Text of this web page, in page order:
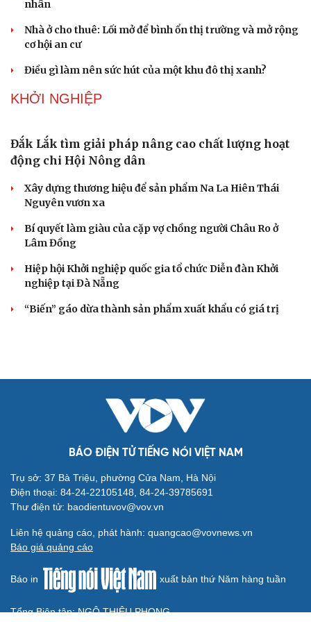
Lời đề nghị của người tình trẻ về chuyện có con chung
khiến tôi bế tắc ở tuổi 80
Du lịch biển Việt Nam: Muốn bứt phá phải vượt khỏi lợi
thế tự nhiên
Vì một phút buông thả sau hơi men, tôi bàng hoàng
phát hiện mắc bệnh tình dục
BẤT ĐỘNG SẢN
Genera by The Solia: Tâm điểm đón xu hướng
Mục tiêu 114 dự án: Hà Nội sẽ tháo gỡ điểm nghẽn nhà ở
xã hội ra sao?
TP.HCM rà soát 16 khu đất xây dựng nhà lưu trú công
nhân
Đắk Lắk tìm giải pháp nâng cao chất lượng hoạt
động chi Hội Nông dân
Xây dựng thương hiệu để sản phẩm Na La Hiên Thái
Nguyên vươn xa
Bí quyết làm giàu của cặp vợ chồng người Châu Ro ở
Lâm Đồng
Hiệp hội Khởi nghiệp quốc gia tổ chức Diễn đàn Khởi
nghiệp tại Đà Nẵng
“Biến” gáo dừa thành sản phẩm xuất khẩu có giá trị